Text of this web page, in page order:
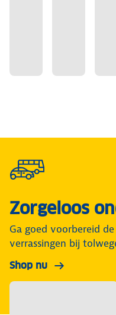
Zorgeloos
Ga goed voorbereid
verrassingen bij
Shop nu